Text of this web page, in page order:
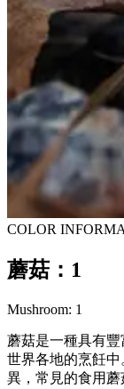
COLOR
蘑菇：1
Mushroom: 1
蘑菇是一種具有
世界各地的烹飪
異，常見的食用